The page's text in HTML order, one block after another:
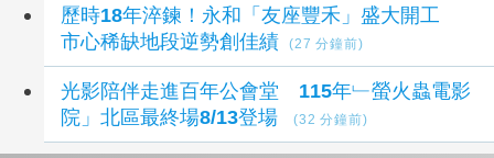
歷時18年淬鍊！永和「友座豐禾」盛大開工
市心稀缺地段逆勢創佳績
(27 分鐘前)
光影陪伴走進百年公會堂 115年﹂螢火蟲電影
院」北區最終場8/13登場
(32 分鐘前)